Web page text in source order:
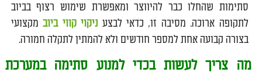
סתימות שהחלו כבר להיווצר ומאפשרת שימוש רצוף בביוב
לתקופה ארוכה. מסיבה זו, כדאי לבצע ניקוי קווי ביובמקצועי
בצורה קבועה אחת למספר חודשים ולא להמתין לתקלה חמורה.
מה צריך לעשות בכדי למנוע סתימה במערכת